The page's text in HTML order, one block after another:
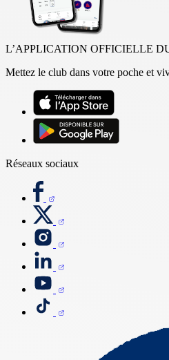
L’APPLICATION OFFICIELLE
Mettez le club dans votre poche et
Réseaux sociaux